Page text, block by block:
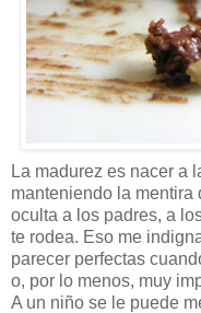
La madurez es nacer a
manteniendo la mentira
oculta a los padres, a
te rodea. Eso me
parecer perfectas
o, por lo menos, muy
A un niño se le puede